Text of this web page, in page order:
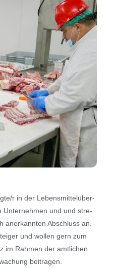
r in der Lebens­mit­tel­über­
Unter­neh­men und und stre­
aner­kann­ten Abschluss an.
und wol­len gern zum
im Rah­men der amt­li­chen
bei­tra­gen.